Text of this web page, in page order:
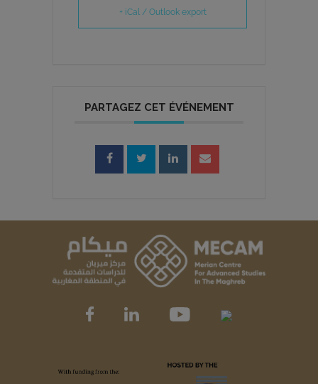
+ iCal / Outlook export
PARTAGEZ CET ÉVÉNEMENT